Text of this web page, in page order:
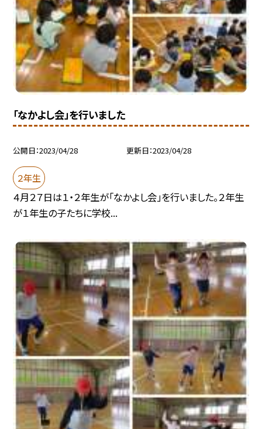
「なかよし会」を行いました
公開日 2023/04/28 更新日 2023/04/28
２年生
４月２７日は１・２年生が「なかよし会」を行いました。２年生
が１年生の子たちに学校...